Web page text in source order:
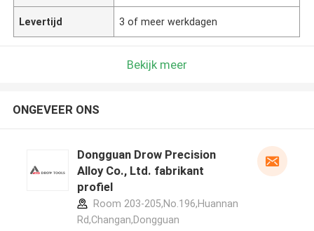
Levertijd 3 of meer werkdagen
Bekijk meer
ONGEVEER ONS
Dongguan Drow Precision
Alloy Co., Ltd. fabrikant
profiel
Room 203-205,No.196,Huannan
Rd,Changan,Dongguan